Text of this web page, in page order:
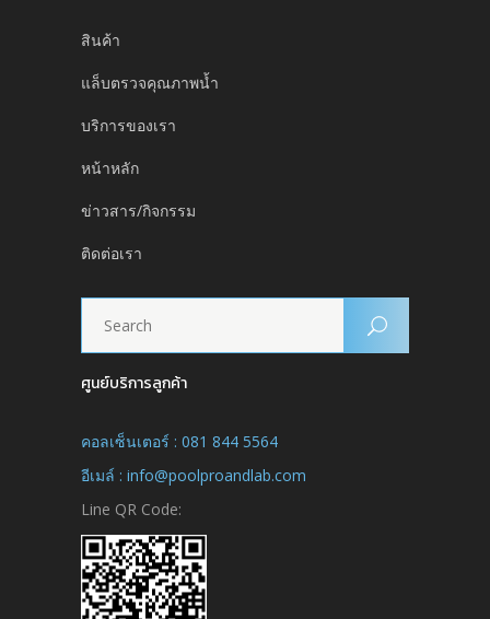
สินค้า
แล็บตรวจคุณภาพน้ำ
บริการของเรา
หน้าหลัก
ข่าวสาร/กิจกรรม
ติดต่อเรา
ศูนย์บริการลูกค้า
คอลเซ็นเตอร์ : 081 844 5564
อีเมล์ : info@poolproandlab.com
Line QR Code: